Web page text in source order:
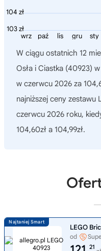
104 zł
103 zł
sty
gru
lis
paź
wrz
W ciągu ostatnich 12
Osła i Ciastka (40923)
w czerwcu 2026 za
najniższej ceny zestawu
czerwcu 2026 roku,
104,60zł a 104,99zł.
od
21